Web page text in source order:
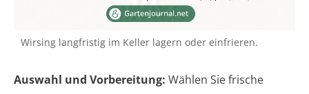
Wirsing langfristig im Keller lagern oder einfrieren.
Auswahl und Vorbereitung: Wählen Sie frische